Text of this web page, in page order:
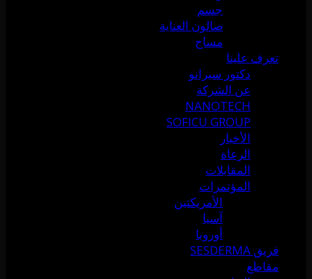
جسم
صالون العناية
مساج
تعرف علينا
دكتور سيرانو
عن الشركة
NANOTECH
SOFICU GROUP
الأخبار
الرعاة
المقابلات
المؤتمرات
الأمريكتين
آسيا
أوروبا
فريق SESDERMA
مقاطع